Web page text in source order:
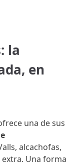
la
en
una de sus
alcachofas,
Una forma